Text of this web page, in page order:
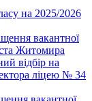
на 2025/2026
вакантної
Житомира
відбір на
ліцею № 34